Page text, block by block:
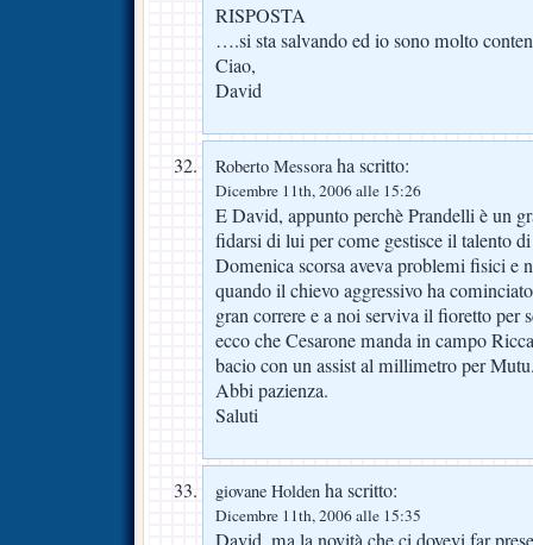
RISPOSTA
….si sta salvando ed io sono molto
Ciao,
David
Roberto Messoraha scritto:
Dicembre 11th, 2006 alle 15:26
E David, appunto perchè Prandelli è un
fidarsi di lui per come gestisce il talento
Domenica scorsa aveva problemi fisici e
quando il chievo aggressivo ha
gran correre e a noi serviva il fioretto per
ecco che Cesarone manda in campo
bacio con un assist al millimetro per
Abbi pazienza.
Saluti
giovane Holden ha scritto:
Dicembre 11th, 2006 alle 15:35